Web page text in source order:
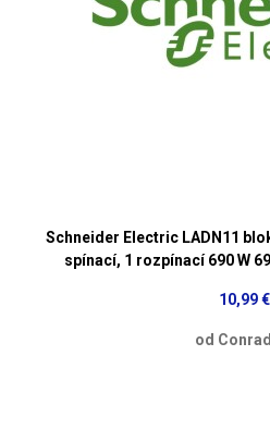
Schneider Electric LADN11
spínací, 1 rozpínací 690 W
10,99 €
od